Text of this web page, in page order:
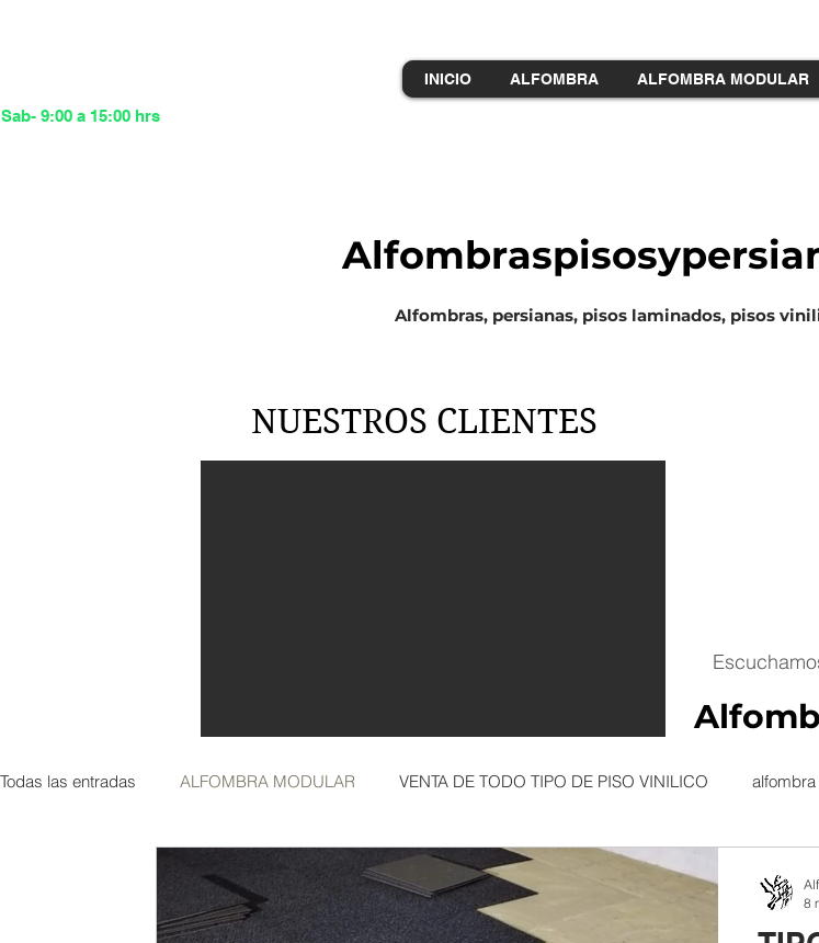
9:00 a 15:00 hrs
INICIO ALFOMBRA ALFOMBRA MODULAR
Alfombras, persianas, pisos laminados, pisos
NUESTROS CLIENTES
Todas las entradas ALFOMBRA MODULAR VENTA DE TODO TIPO DE PISO VINILICO
8